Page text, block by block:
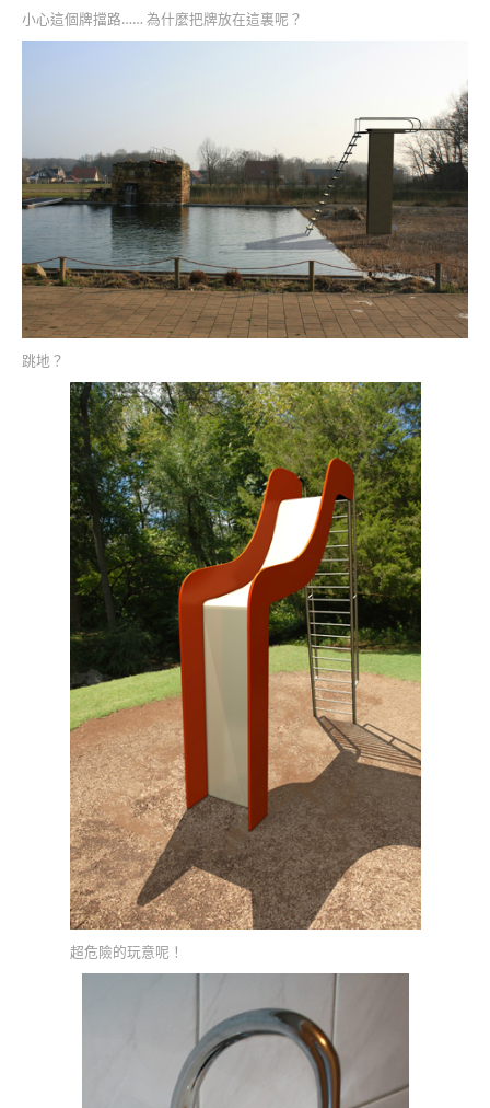
小心這個牌擋路…… 為什麼把牌放在這裏呢？
跳地？
超危險的玩意呢！